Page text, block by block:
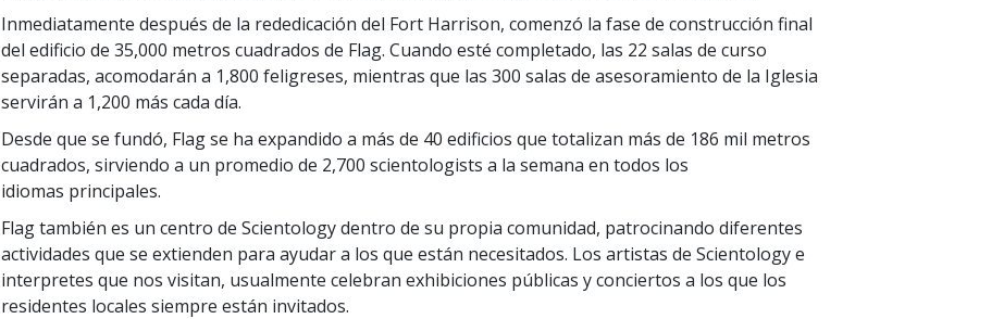
Inmediatamente después de la rededicación del Fort Harrison, comenzó la fase de construcción final
del edificio de 35,000 metros cuadrados de Flag. Cuando esté completado, las 22 salas de curso
separadas, acomodarán a 1,800 feligreses, mientras que las 300 salas de asesoramiento de la Iglesia
servirán a 1,200 más cada día.
Desde que se fundó, Flag se ha expandido a más de 40 edificios que totalizan más de 186 mil metros
cuadrados, sirviendo a un promedio de 2,700 scientologists a la semana en todos los
idiomas principales.
Flag también es un centro de Scientology dentro de su propia comunidad, patrocinando diferentes
actividades que se extienden para ayudar a los que están necesitados. Los artistas de Scientology e
interpretes que nos visitan, usualmente celebran exhibiciones públicas y conciertos a los que los
residentes locales siempre están invitados.